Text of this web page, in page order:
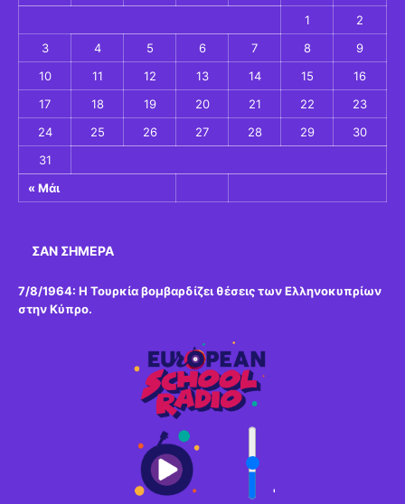
« Μάι
1
2
3
4 5 6 7 8
9
10
11 12 13 14 15
16
17
18 19 20 21 22
23
24
25 26 27 28 29
30
31
ΣΑΝ ΣΉΜΕΡΑ
7/8/1964: Η Τουρκία βομβαρδίζει θέσεις των Ελληνοκυπρίων
στην Κύπρο.
'